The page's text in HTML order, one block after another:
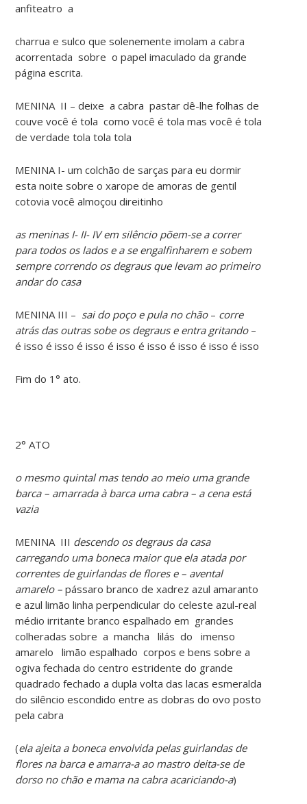
anfiteatro a
charrua e sulco que solenemente imolam a cabra
acorrentada sobre o papel imaculado da grande
página escrita.
MENINA II – deixe a cabra pastar dê-lhe folhas de
couve você é tola como você é tola mas você é tola
de verdade tola tola tola
MENINA I- um colchão de sarças para eu dormir
esta noite sobre o xarope de amoras de gentil
cotovia você almoçou direitinho
as meninas I- II- IV em silêncio põem-se a correr
para todos os lados e a se engalfinharem e sobem
sempre correndo os degraus que levam ao primeiro
andar do casa
MENINA III – sai do poço e pula no chão– corre
atrás das outras sobe os degraus e entra gritando –
é isso é isso é isso é isso é isso é isso é isso é isso
Fim do 1° ato.
2° ATO
o mesmo quintal mas tendo ao meio uma grande
barca – amarrada à barca uma cabra – a cena está
vazia
MENINA III descendo os degraus da casa
carregando uma boneca maior que ela atada por
correntes de guirlandas de flores e – avental
amarelo – pássaro branco de xadrez azul amaranto
e azul limão linha perpendicular do celeste azul-real
médio irritante branco espalhado em grandes
colheradas sobre a mancha lilás do imenso
amarelo limão espalhado corpos e bens sobre a
ogiva fechada do centro estridente do grande
quadrado fechado a dupla volta das lacas esmeralda
do silêncio escondido entre as dobras do ovo posto
pela cabra
(ela ajeita a boneca envolvida pelas guirlandas de
flores na barca e amarra-a ao mastro deita-se de
dorso no chão e mama na cabra acariciando-a)